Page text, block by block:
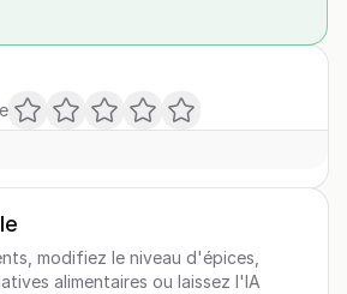
modifiez le niveau d'épices,
alimentaires ou laissez l'IA